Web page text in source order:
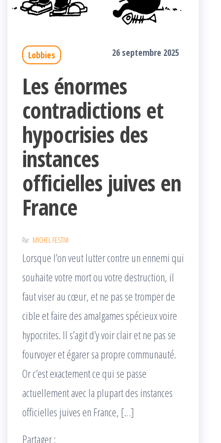
Lobbies 26 septembre 2025
Les énormes
contradictions et
hypocrisies des
instances
officielles juives en
France
Par MICHEL FESTIVI
Lorsque l’on veut lutter contre un ennemi qui
souhaite votre mort ou votre destruction, il
faut viser au cœur, et ne pas se tromper de
cible et faire des amalgames spécieux voire
hypocrites. Il s’agit d’y voir clair et ne pas se
fourvoyer et égarer sa propre communauté.
Or c’est exactement ce qui se passe
actuellement avec la plupart des instances
officielles juives en France, […]
Partager :